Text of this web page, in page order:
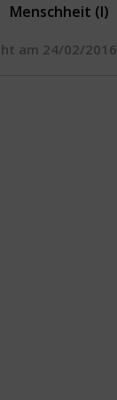
Menschheit (I)
am 24/02/2016